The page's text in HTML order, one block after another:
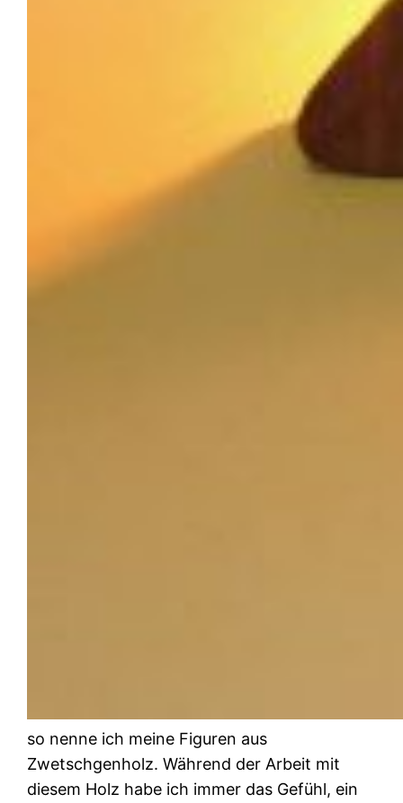
so nenne ich meine Figuren aus
Zwetschgenholz. Während der Arbeit mit
diesem Holz habe ich immer das Gefühl, ein